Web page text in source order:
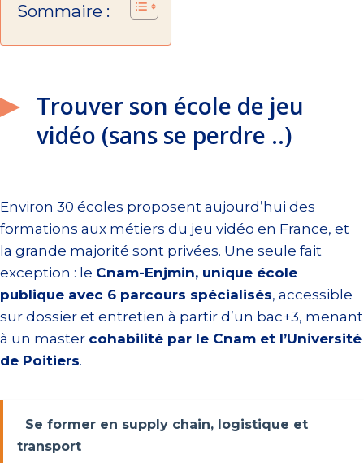
Sommaire :
Trouver son école de jeu
vidéo (sans se perdre ..)
Environ 30 écoles proposent aujourd’hui des
formations aux métiers du jeu vidéo en France, et
la grande majorité sont privées. Une seule fait
exception : le Cnam-Enjmin, unique école
publique avec 6 parcours spécialisés, accessible
sur dossier et entretien à partir d’un bac+3, menant
à un master cohabilité par le Cnam et l’Université
de Poitiers.
Se former en supply chain, logistique et
transport